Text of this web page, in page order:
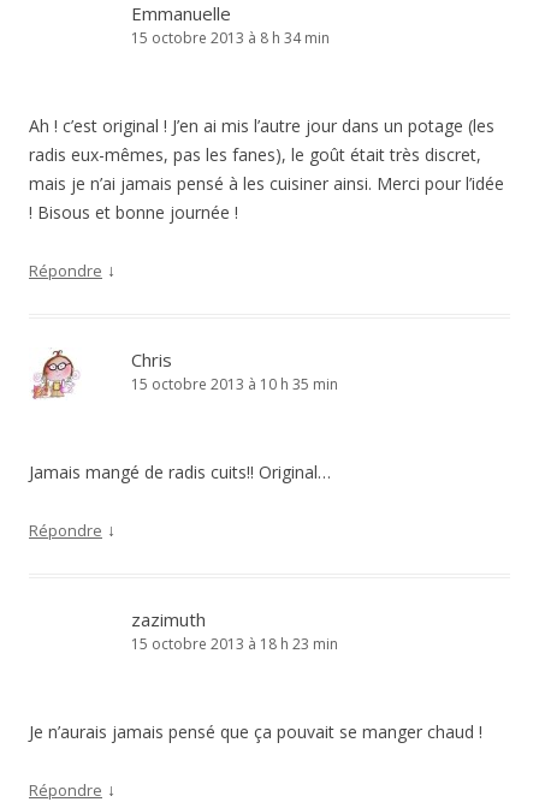
Emmanuelle
15 octobre 2013 à 8 h 34 min
Ah ! c’est original ! J’en ai mis l’autre jour dans un potage (les
radis eux-mêmes, pas les fanes), le goût était très discret,
mais je n’ai jamais pensé à les cuisiner ainsi. Merci pour l’idée
! Bisous et bonne journée !
Répondre ↓
Chris
15 octobre 2013 à 10 h 35 min
Jamais mangé de radis cuits!! Original…
Répondre ↓
zazimuth
15 octobre 2013 à 18 h 23 min
Je n’aurais jamais pensé que ça pouvait se manger chaud !
Répondre ↓